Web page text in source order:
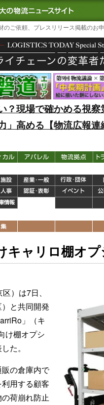
TODAY｜国内最大の物
のご依頼、プレスリリース掲載のお
？現場で確かめる視
」高める【物流広報
キャリロ棚オ
）は7日、
と共同開発
」（キ
け棚オプシ
た。
の倉庫内で
用する顧客
荷崩れ防止